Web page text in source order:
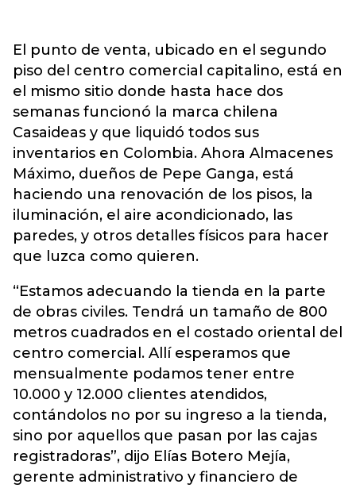
El punto de venta, ubicado en el segundo
piso del centro comercial capitalino, está en
el mismo sitio donde hasta hace dos
semanas funcionó la marca chilena
Casaideas y que liquidó todos sus
inventarios en Colombia. Ahora Almacenes
Máximo, dueños de Pepe Ganga, está
haciendo una renovación de los pisos, la
iluminación, el aire acondicionado, las
paredes, y otros detalles físicos para hacer
que luzca como quieren.
“Estamos adecuando la tienda en la parte
de obras civiles. Tendrá un tamaño de 800
metros cuadrados en el costado oriental del
centro comercial. Allí esperamos que
mensualmente podamos tener entre
10.000 y 12.000 clientes atendidos,
contándolos no por su ingreso a la tienda,
sino por aquellos que pasan por las cajas
registradoras”, dijo Elías Botero Mejía,
gerente administrativo y financiero de